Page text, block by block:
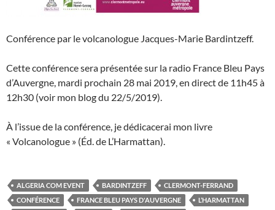
Conférence par le volcanologue Jacques-Marie Bardintzeff.
Cette conférence sera présentée sur la radio France Bleu Pays
d’Auvergne, mardi prochain 28 mai 2019, en direct de 11h45 à
12h30 (voir mon blog du 22/5/2019).
À l’issue de la conférence, je dédicacerai mon livre
« Volcanologue » (Éd. de L’Harmattan).
ALGERIA COM EVENT BARDINTZEFF
CLERMONT-FERRAND
CONFÉRENCE
FRANCE BLEU PAYS D'AUVERGNE
L’HARMATTAN